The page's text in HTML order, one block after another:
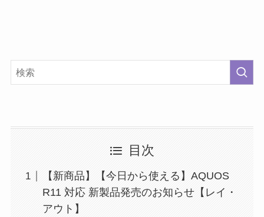
目次
【新商品】【今日から使える】AQUOS
R11 対応 新製品発売のお知らせ【レイ・
アウト】